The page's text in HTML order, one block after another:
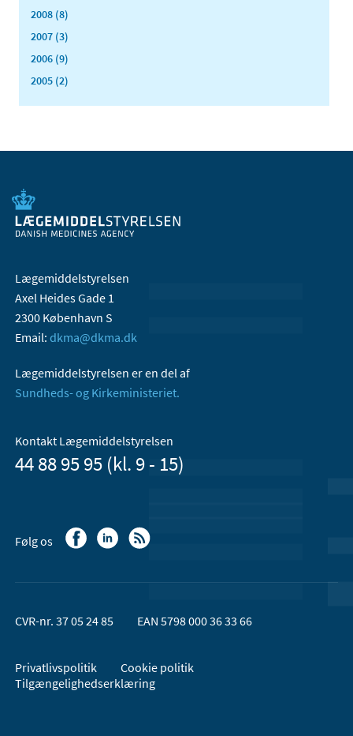
2008 (8)
2007 (3)
2006 (9)
2005 (2)
Lægemiddelstyrelsen
Axel Heides Gade 1
2300 København S
Email: dkma@dkma.dk
Lægemiddelstyrelsen er en del af
Sundheds- og Kirkeministeriet.
Kontakt Lægemiddelstyrelsen
44 88 95 95 (kl. 9 - 15)
Følg os
CVR-nr. 37 05 24 85 EAN 5798 000 36 33 66
Privatlivspolitik
Cookie politik
Tilgængelighedserklæring